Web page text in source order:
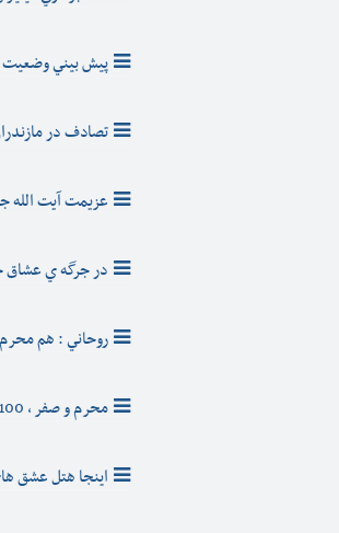
پيش بيني وضعيت
تصادف در
عزیمت آیت الله
در جرگه ي عشاق
روحاني : هم
محرم و صفر ، 100ميليون تومان در مازندران خرج مي شود
اينجا هتل عشق